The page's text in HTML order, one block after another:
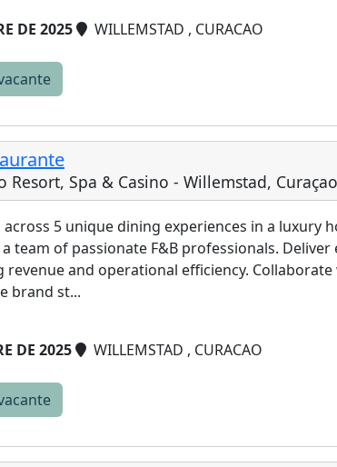
DE 2025 WILLEMSTAD , CURACAO
Resort, Spa & Casino - Willemstad,
5 unique dining experiences in a luxury
team of passionate F&B professionals.
revenue and operational efficiency.
brand st...
DE 2025 WILLEMSTAD , CURACAO